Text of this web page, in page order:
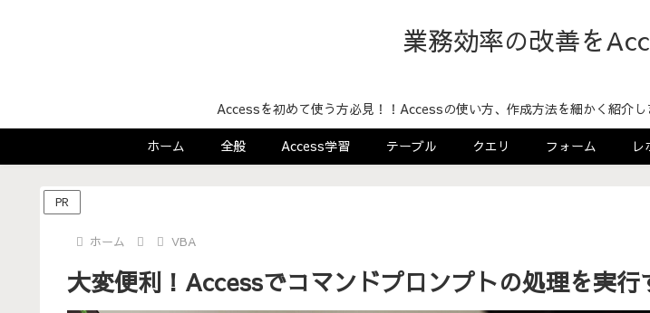
業務効率の改善を
Accessを初めて使う方必見！！Accessの使い方、作成方法を細かく紹介
ホーム 全般 Access学習 テーブル クエリ フォーム レ
PR
ホーム VBA
大変便利！Accessでコマンドプロンプトの処理を実行